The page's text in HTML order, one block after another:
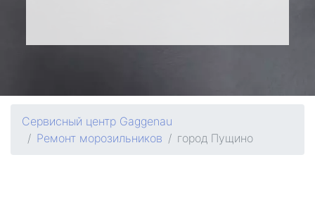
Сервисный центр Gaggenau
Ремонт морозильников
город Пущино